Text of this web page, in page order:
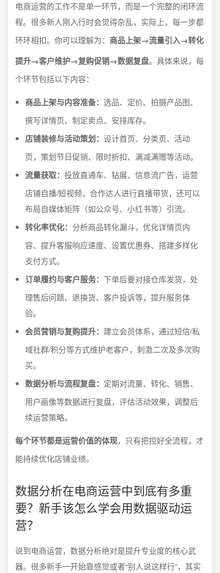
电商运营的工作不是单一环节，而是一个完整的闭环流
程。很多新人刚入行时会觉得杂乱，实际上，每一步都
环环相扣。你可以理解为： 商品上架→流量引入→转化
提升→客户维护→复购促销→数据复盘。具体来说，每
个环节包括以下内容：
商品上架与内容准备： 选品、定价、拍摄产品图、
撰写详情页、制定卖点、安排库存。
店铺装修与活动策划： 设计首页、分类页、活动
页，策划节日促销、限时折扣、满减满赠等活动。
流量获取： 投放直通车、钻展、信息流广告，运营
店铺自播/短视频，合作达人进行直播带货，还可以
布局自媒体矩阵（如公众号、小红书等）引流。
转化率优化： 分析商品转化漏斗，优化详情页内
容、提升客服响应速度、设置优惠券、搭建多样化
支付方式。
订单履约与客户服务： 下单后要对接仓库发货，处
理售后问题、退换货、客户投诉等，提升服务体
验。
会员营销与复购提升： 建立会员体系，通过短信/私
域社群/积分等方式维护老客户，刺激二次及多次购
买。
数据分析与流程复盘： 定期对流量、转化、销售、
用户画像等数据进行复盘，评估活动效果，调整后
续运营策略。
每个环节都是运营价值的体现，只有把控好全流程，才
能持续优化店铺业绩。
数据分析在电商运营中到底有多重
要？新手该怎么学会用数据驱动运
营？
说到电商运营，数据分析绝对是提升专业度的核心武
器。很多新手一开始靠感觉或者“别人说这样行”，其实